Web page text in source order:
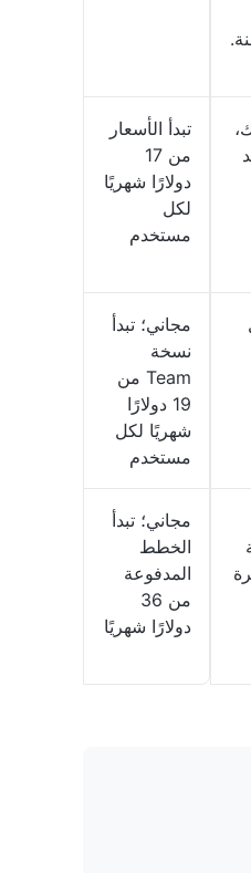
تبدأ الأسعار
من 17
دولارًا شهريًا
لكل
مستخدم
مجاني؛ تبدأ
نسخة
Team من
19 دولارًا
شهريًا لكل
مستخدم
مجاني؛ تبدأ
الخطط
المدفوعة
من 36
دولارًا شهريًا